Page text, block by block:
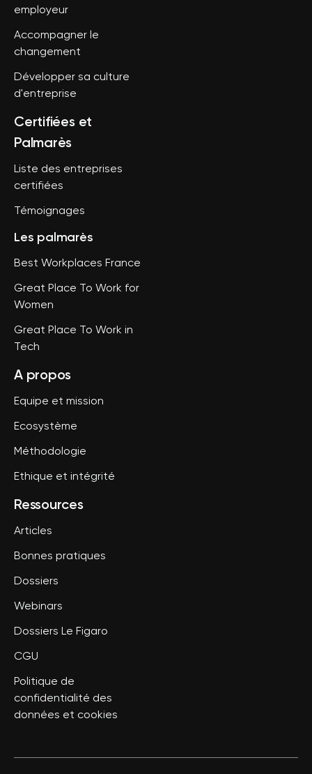
employeur
Accompagner le
changement
Développer sa culture
d'entreprise
Certifiées et
Palmarès
Liste des entreprises
certifiées
Témoignages
Les palmarès
Best Workplaces France
Great Place To Work for
Women
Great Place To Work in
Tech
A propos
Equipe et mission
Ecosystème
Méthodologie
Ethique et intégrité
Ressources
Articles
Bonnes pratiques
Dossiers
Webinars
Dossiers Le Figaro
CGU
Politique de
confidentialité des
données et cookies